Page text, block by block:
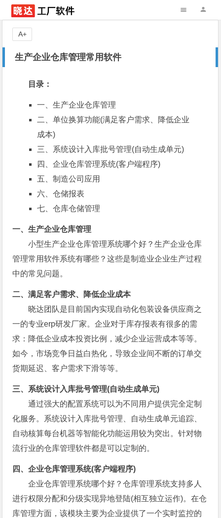
生产企业仓库管理常用软件
A+
目录：
一、生产企业仓库管理
二、单位换算功能(满足客户需求、降低企业
成本)
三、 系统设计入库批号管理(自动生成单元)
四、企业仓库管理系统(客户端程序)
五、制造公司应用
六、仓储报表
七、仓库仓储管理
一、生产企业仓库管理
小型生产企业仓库管理系统哪个好？生产企业仓库
管理常用软件系统有哪些？这些是制造业企业生产过程
中的常见问题。
二、满足客户需求、降低企业成本
晓达团队是目前国内实现自动化包装设备供应商之
一的专业erp研发厂家。企业对于库存报表有很多的需
求：降低企业成本投资比例，减少企业运营成本等等。
如今，市场竞争日益白热化，导致企业间不断的订单交
货期延迟、客户需求下滑等等。
三、系统设计入库批号管理(自动生成单元)
通过强大的配置系统可以为不同用户提供完全定制
化服务。系统设计入库批号管理、自动生成单元追踪、
自动核算每台机器等智能化功能运用较为突出。针对物
流行业的仓库管理软件都是可以定制的。
四、企业仓库管理系统(客户端程序)
企业仓库管理系统哪个好？仓库管理系统支持多人
进行权限分配和分级实现异地登陆(相互独立运作)。在仓
库管理方面，该模块主要为企业提供了一个实时监控的